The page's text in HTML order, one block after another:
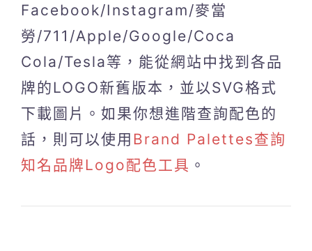
Facebook/Instagram/麥當
勞/711/Apple/Google/Coca
Cola/Tesla等，能從網站中找到各品
牌的LOGO新舊版本，並以SVG格式
下載圖片。如果你想進階查詢配色的
話，則可以使用 Brand Palettes查詢
知名品牌Logo配色工具 。